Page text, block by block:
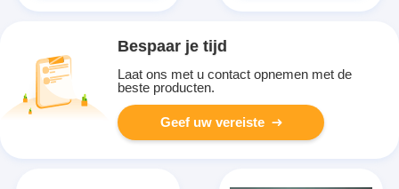
Bespaar je tijd
Laat ons met u contact opnemen met de
beste producten.
Geef uw vereiste